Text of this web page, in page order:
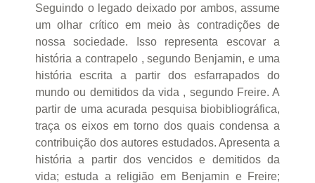
Seguindo o legado deixado por ambos, assume
um olhar crítico em meio às contradições de
nossa sociedade. Isso representa escovar a
história a contrapelo , segundo Benjamin, e uma
história escrita a partir dos esfarrapados do
mundo ou demitidos da vida , segundo Freire. A
partir de uma acurada pesquisa biobibliográfica,
traça os eixos em torno dos quais condensa a
contribuição dos autores estudados. Apresenta a
história a partir dos vencidos e demitidos da
vida; estuda a religião em Benjamin e Freire;